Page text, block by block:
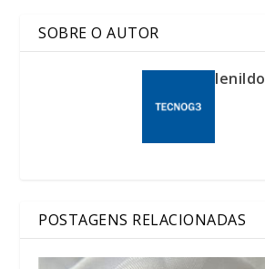
SOBRE O AUTOR
lenildo
POSTAGENS RELACIONADAS